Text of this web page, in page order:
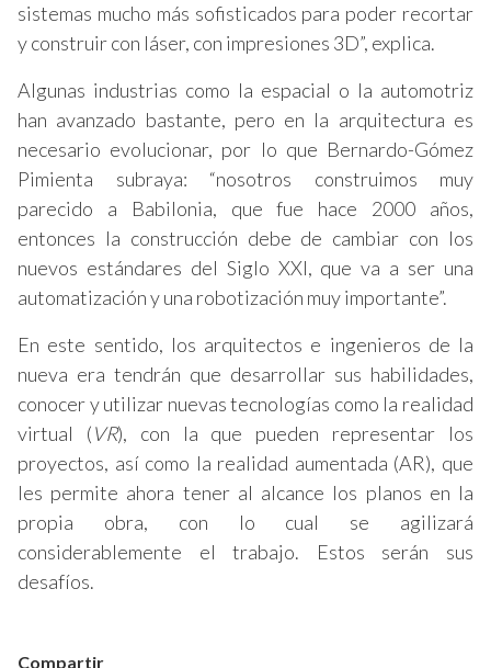
sistemas mucho más sofisticados para poder recortar
y construir con láser, con impresiones 3D”, explica.
Algunas industrias como la espacial o la automotriz
han avanzado bastante, pero en la arquitectura es
necesario evolucionar, por lo que Bernardo-Gómez
Pimienta subraya: “nosotros construimos muy
parecido a Babilonia, que fue hace 2000 años,
entonces la construcción debe de cambiar con los
nuevos estándares del Siglo XXI, que va a ser una
automatización y una robotización muy importante”.
En este sentido, los arquitectos e ingenieros de la
nueva era tendrán que desarrollar sus habilidades,
conocer y utilizar nuevas tecnologías como la realidad
virtual (VR), con la que pueden representar los
proyectos, así como la realidad aumentada (AR), que
les permite ahora tener al alcance los planos en la
propia obra, con lo cual se agilizará
considerablemente el trabajo. Estos serán sus
desafíos.
Compartir